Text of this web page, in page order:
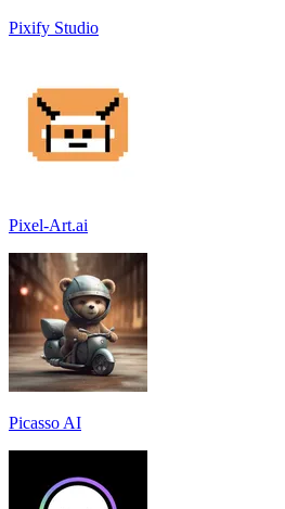
Pixify Studio
Pixel-Art.ai
Picasso AI